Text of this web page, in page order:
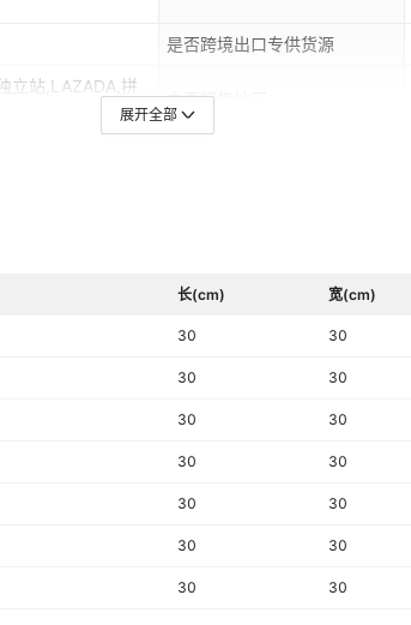
是否跨境出口专供货源
立站,LAZADA,拼
主要销售地区
展开全部
长(cm) 宽(cm)
30 30
30 30
30 30
30 30
30 30
30 30
30 30